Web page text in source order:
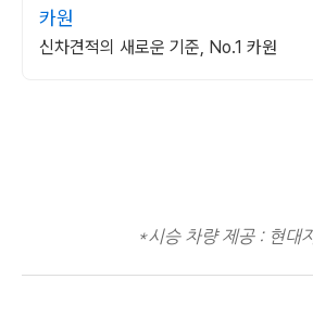
카원
신차견적의 새로운 기준, No.1 카원
*시승 차량 제공 : 현대